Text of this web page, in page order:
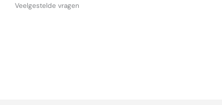
Veelgestelde vragen